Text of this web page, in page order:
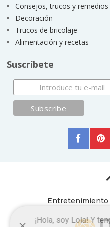
Consejos, trucos y remedios
Decoración
Trucos de bricolaje
Alimentación y recetas
Suscríbete
Entretenimiento